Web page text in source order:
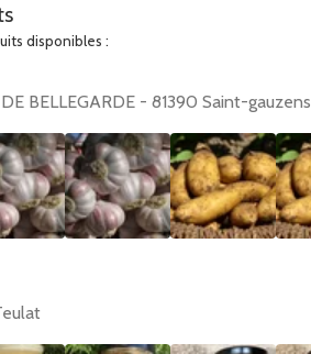
disponibles :
BELLEGARDE - 81390 Saint-gauzens